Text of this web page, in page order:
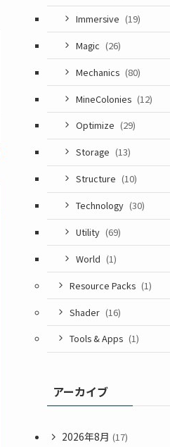
Immersive (19)
Magic (26)
Mechanics (80)
MineColonies (12)
Optimize (29)
Storage (13)
Structure (10)
Technology (30)
Utility (69)
World (1)
Resource Packs (1)
Shader (16)
Tools & Apps (1)
アーカイブ
2026年8月 (17)